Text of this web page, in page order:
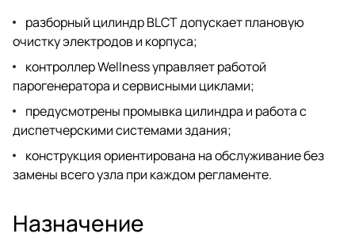
разборный цилиндр BLCT допускает плановую
очистку электродов и корпуса;
контроллер Wellness управляет работой
парогенератора и сервисными циклами;
предусмотрены промывка цилиндра и работа с
диспетчерскими системами здания;
конструкция ориентирована на обслуживание без
замены всего узла при каждом регламенте.
Назначение